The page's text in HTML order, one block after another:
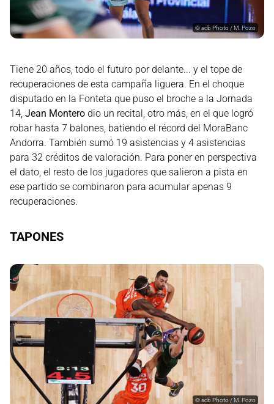
©acb Photo / M. Pozo
Tiene 20 años, todo el futuro por delante... y el tope de
recuperaciones de esta campaña liguera. En el choque
disputado en la Fonteta que puso el broche a la Jornada
14, Jean Montero dio un recital, otro más, en el que logró
robar hasta 7 balones, batiendo el récord del MoraBanc
Andorra. También sumó 19 asistencias y 4 asistencias
para 32 créditos de valoración. Para poner en perspectiva
el dato, el resto de los jugadores que salieron a pista en
ese partido se combinaron para acumular apenas 9
recuperaciones.
TAPONES
©acb Photo / M. Pozo